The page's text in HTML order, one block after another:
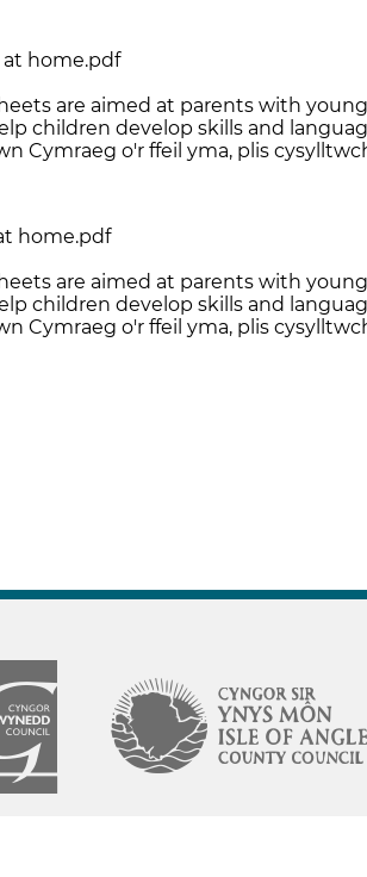
home.pdf
are aimed at parents with
children develop skills and
Cymraeg o'r ffeil yma, plis
home.pdf
are aimed at parents with
children develop skills and
Cymraeg o'r ffeil yma, plis